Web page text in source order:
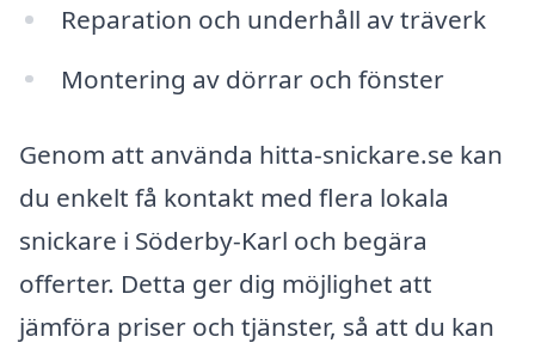
Reparation och underhåll av träverk
Montering av dörrar och fönster
Genom att använda hitta-snickare.se kan
du enkelt få kontakt med flera lokala
snickare i Söderby-Karl och begära
offerter. Detta ger dig möjlighet att
jämföra priser och tjänster, så att du kan